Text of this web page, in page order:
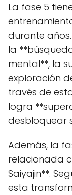
La fase 5
durante
la
mental**, la
exploración
través de
logra
desbloquear
Además, la
relacionada
Saiyajin**.
esta